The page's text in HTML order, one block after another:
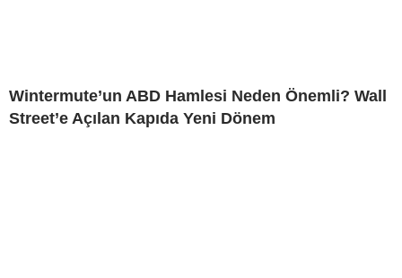
Wintermute’un ABD Hamlesi Neden Önemli? Wall
Street’e Açılan Kapıda Yeni Dönem